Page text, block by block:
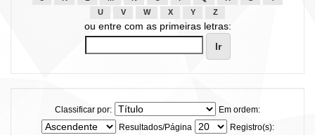
U
V W X Y Z
ou entre com as primeiras letras:
Classificar por:
Em ordem:
Resultados/Página
Registro(s):